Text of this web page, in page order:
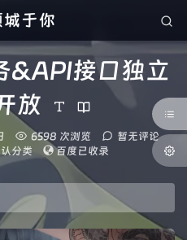
&API接口独立
放
6598 次浏览
暂无评论
分类 百度已收录